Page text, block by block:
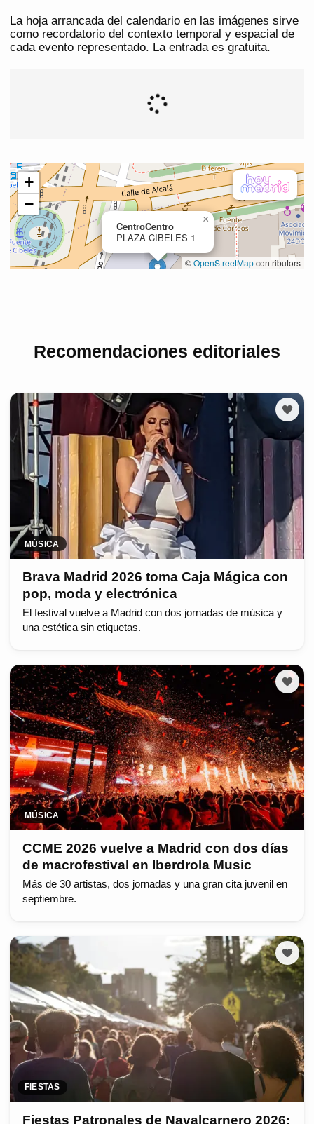
La hoja arrancada del calendario en las imágenes sirve
como recordatorio del contexto temporal y espacial de
cada evento representado. La entrada es gratuita.
Recomendaciones editoriales
MÚSICA
Brava Madrid 2026 toma Caja Mágica con
pop, moda y electrónica
El festival vuelve a Madrid con dos jornadas de música y
una estética sin etiquetas.
MÚSICA
CCME 2026 vuelve a Madrid con dos días
de macrofestival en Iberdrola Music
Más de 30 artistas, dos jornadas y una gran cita juvenil en
septiembre.
FIESTAS
Fiestas Patronales de Navalcarnero 2026: